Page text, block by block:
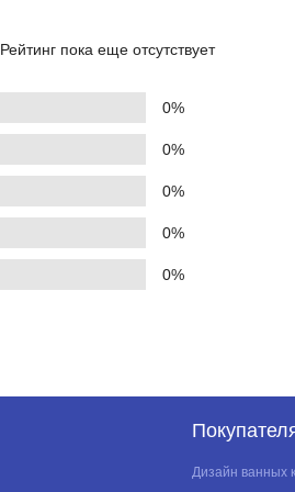
Рейтинг пока еще отсутствует
0%
0%
0%
0%
0%
Дизайн ванных